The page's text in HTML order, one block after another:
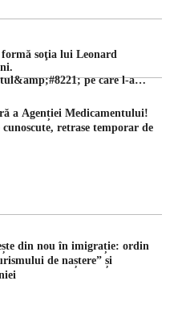
soţia lui Leonard
pe care l-a
a Agenției Medicamentului!
retrase temporar de
din nou în imigrație: ordin
de naștere” și